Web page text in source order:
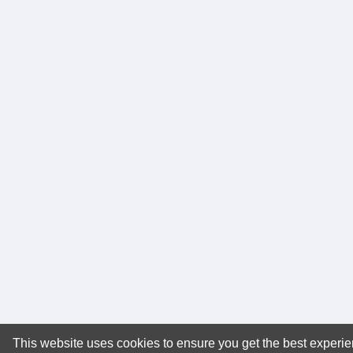
This website uses cookies to ensure you get the best